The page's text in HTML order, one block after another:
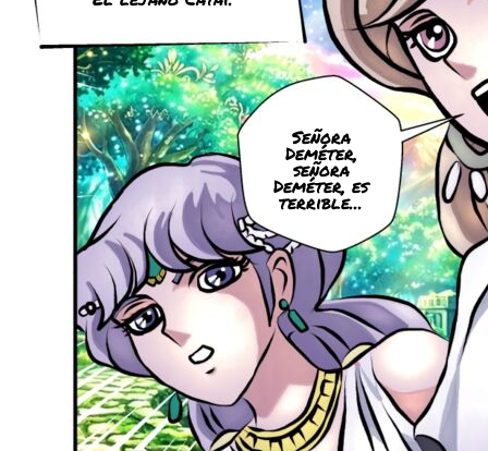
Señora
Deméter,
señora
Deméter, es
terrible...